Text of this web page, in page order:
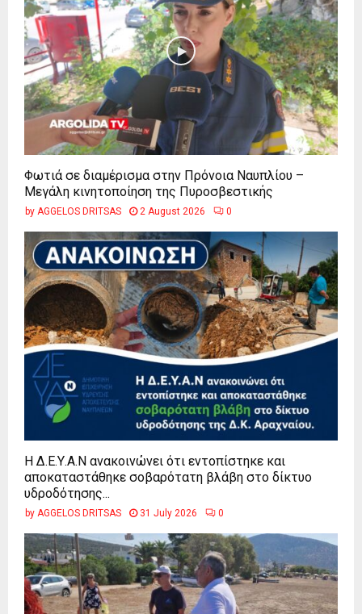
Φωτιά σε διαμέρισμα στην Πρόνοια Ναυπλίου –
Μεγάλη κινητοποίηση της Πυροσβεστικής
by AGGELOS DRITSAS 2 August 2026 0
Η Δ.Ε.Υ.Α.Ν ανακοινώνει ότι εντοπίστηκε και
αποκαταστάθηκε σοβαρότατη βλάβη στο δίκτυο
υδροδότησης...
by AGGELOS DRITSAS 31 July 2026 0